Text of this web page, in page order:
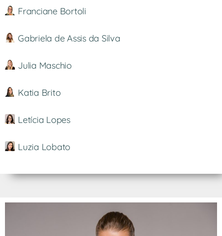
Franciane Bortoli
Gabriela de Assis da Silva
Julia Maschio
Katia Brito
Letícia Lopes
Luzia Lobato